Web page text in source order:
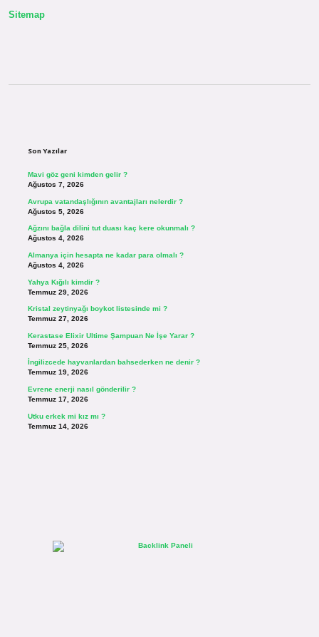
Sitemap
Son Yazılar
Mavi göz geni kimden gelir ?
Ağustos 7, 2026
Avrupa vatandaşlığının avantajları nelerdir ?
Ağustos 5, 2026
Ağzını bağla dilini tut duası kaç kere okunmalı ?
Ağustos 4, 2026
Almanya için hesapta ne kadar para olmalı ?
Ağustos 4, 2026
Yahya Kığılı kimdir ?
Temmuz 29, 2026
Kristal zeytinyağı boykot listesinde mi ?
Temmuz 27, 2026
Kerastase Elixir Ultime Şampuan Ne İşe Yarar ?
Temmuz 25, 2026
İngilizcede hayvanlardan bahsederken ne denir ?
Temmuz 19, 2026
Evrene enerji nasıl gönderilir ?
Temmuz 17, 2026
Utku erkek mi kız mı ?
Temmuz 14, 2026